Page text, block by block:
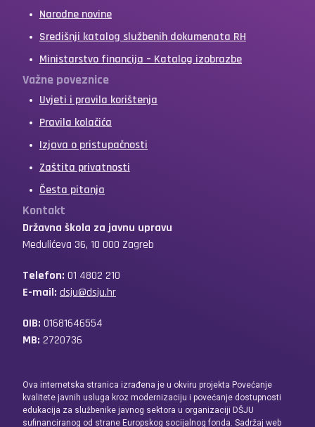
Narodne novine
Središnji katalog službenih dokumenata RH
Ministarstvo financija – Katalog izobrazbe
Važne poveznice
Uvjeti i pravila korištenja
Pravila kolačića
Izjava o pristupačnosti
Zaštita privatnosti
Česta pitanja
Kontakt
Državna škola za javnu upravu
Medulićeva 36, 10 000 Zagreb
Telefon: 01 4802 210
E-mail: dsju@dsju.hr
OIB: 01681646554
MB: 2720736
Ova internetska stranica izrađena je u okviru projekta Povećanje
kvalitete javnih usluga kroz modernizaciju i povećanje dostupnosti
edukacija za službenike javnog sektora u organizaciji DŠJU
sufinanciranog od strane Europskog socijalnog fonda. Sadržaj web